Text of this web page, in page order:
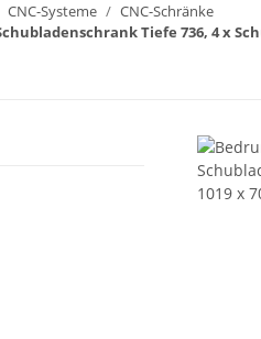
CNC-Systeme
CNC-Schränke
Tiefe 736, 4 x